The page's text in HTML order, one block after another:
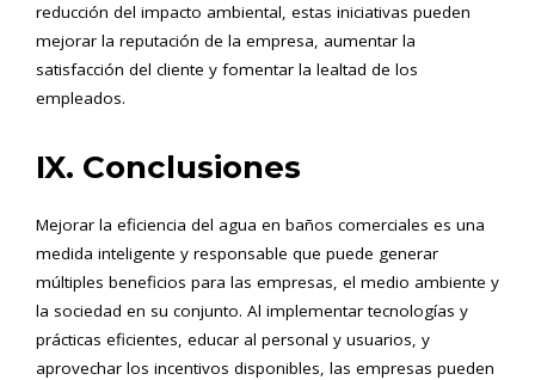
reducción del impacto ambiental, estas iniciativas pueden
mejorar la reputación de la empresa, aumentar la
satisfacción del cliente y fomentar la lealtad de los
empleados.
IX. Conclusiones
Mejorar la eficiencia del agua en baños comerciales es una
medida inteligente y responsable que puede generar
múltiples beneficios para las empresas, el medio ambiente y
la sociedad en su conjunto. Al implementar tecnologías y
prácticas eficientes, educar al personal y usuarios, y
aprovechar los incentivos disponibles, las empresas pueden